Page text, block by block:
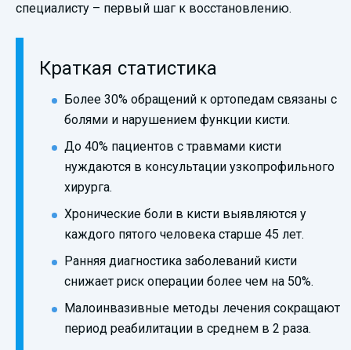
специалисту – первый шаг к восстановлению.
Краткая статистика
Более 30% обращений к ортопедам связаны с
болями и нарушением функции кисти.
До 40% пациентов с травмами кисти
нуждаются в консультации узкопрофильного
хирурга.
Хронические боли в кисти выявляются у
каждого пятого человека старше 45 лет.
Ранняя диагностика заболеваний кисти
снижает риск операции более чем на 50%.
Малоинвазивные методы лечения сокращают
период реабилитации в среднем в 2 раза.